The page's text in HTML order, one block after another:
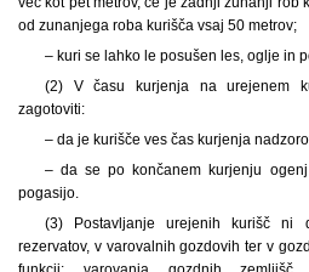
od zunanjega roba kurišča vsaj 50 metrov;
– kuri se lahko le posušen les, oglje in
(2) V času kurjenja na urejenem
zagotoviti:
– da je kurišče ves čas kurjenja
– da se po končanem kurjenju
pogasijo.
(3) Postavljanje urejenih kurišč ni
rezervatov, v varovalnih gozdovih ter v